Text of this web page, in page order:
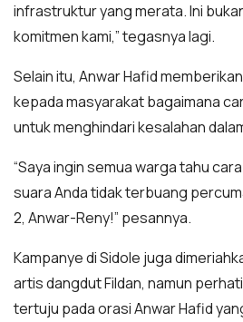
infrastruktur yang merata. Ini
komitmen kami,” tegasnya lagi.
Selain itu, Anwar Hafid
kepada masyarakat bagaimana
untuk menghindari kesalahan
“Saya ingin semua warga tahu
suara Anda tidak terbuang
2, Anwar-Reny!” pesannya.
Kampanye di Sidole juga
artis dangdut Fildan, namun
tertuju pada orasi Anwar Hafid